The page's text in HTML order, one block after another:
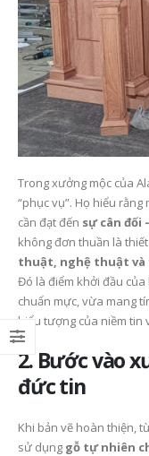
Trong xưởng mộc của
“phục vụ”. Họ hiểu
cần đạt đến sự cân đối
không đơn thuần là
thuật, nghệ thuật và
Đó là điểm khởi đầu
chuẩn mực, vừa mang
biểu tượng của niềm tin
2. Bước vào
đức tin
Khi bản vẽ hoàn thiện,
sử dụng gỗ tự nhiên
Mùa Vọng
Sống Người
Nghĩa, Cách
Sống Đức Tin
6 Tháng 7, 2026
Xu hướng
thờ Công giáo
trang nghiêm
23 Tháng 6, 2026